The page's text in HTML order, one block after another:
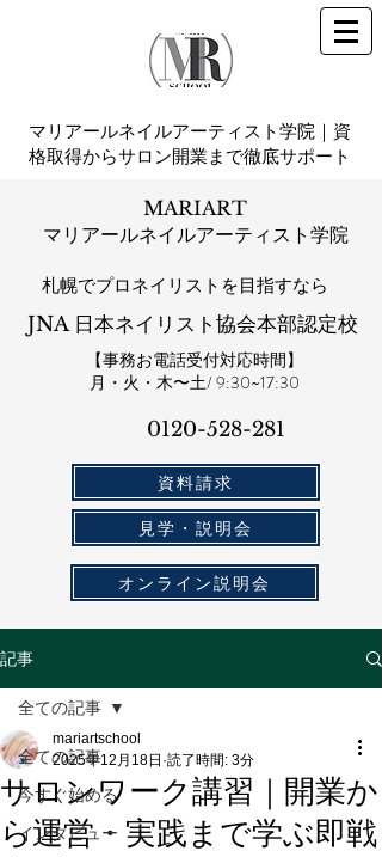
マリアールネイルアーティスト学院｜資
格取得からサロン開業まで徹底サポート
MARIART
マリアールネイルアーティスト学院
札幌​でプロネイリストを目指すなら
JNA 日本ネイリスト協会本部認定校
【事務お電話受付対応時間】
​月・火・木〜土/ 9:30~17:30
0120-528-281​
資料請求
見学・説明会
オンライン説明会
記事
全ての記事
今すぐ始める
インタビュー
全ての記事
サロンワーク講習｜開業か
ら運営・実践まで学ぶ即戦
mariartschool
2025年12月18日 読了時間: 3分